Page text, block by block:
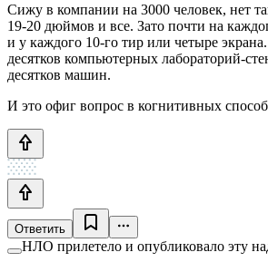
Сижу в компании на 3000 человек, нет
19-20 дюймов и все. Зато почти на
и у каждого 10-го тир или четыре
десятков компьютерных лабораторий-
десятков машин.
И это офиг вопрос в когнитивных
Ответить
НЛО прилетело и опубликовало эту